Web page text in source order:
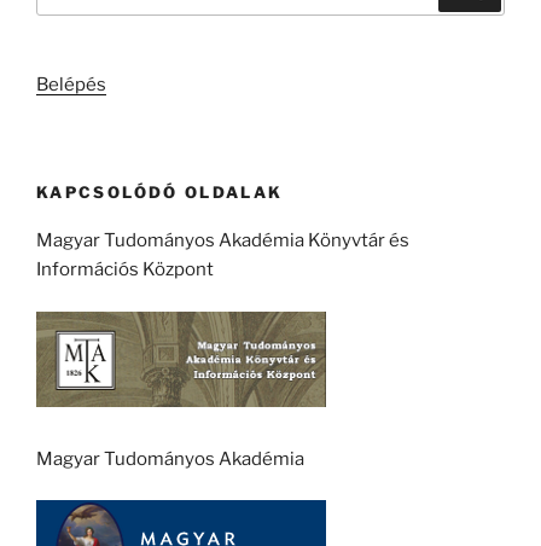
Belépés
KAPCSOLÓDÓ OLDALAK
Magyar Tudományos Akadémia Könyvtár és
Információs Központ
Magyar Tudományos Akadémia